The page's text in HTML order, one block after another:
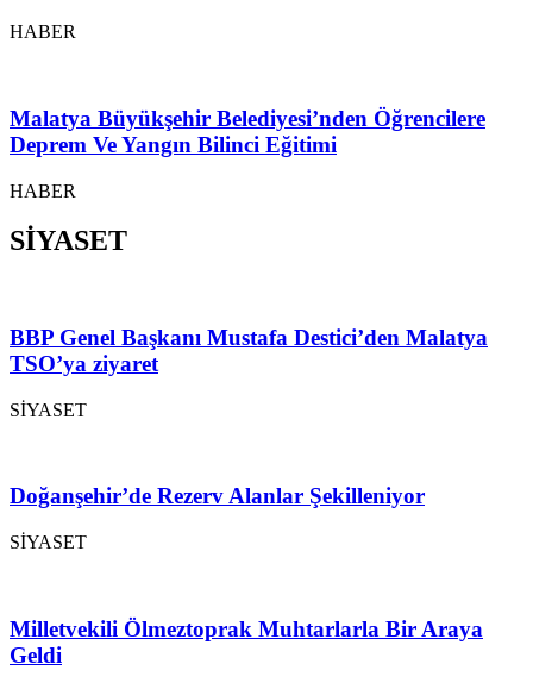
HABER
Malatya Büyükşehir Belediyesi’nden Öğrencilere
Deprem Ve Yangın Bilinci Eğitimi
HABER
SİYASET
BBP Genel Başkanı Mustafa Destici’den Malatya
TSO’ya ziyaret
SİYASET
Doğanşehir’de Rezerv Alanlar Şekilleniyor
SİYASET
Milletvekili Ölmeztoprak Muhtarlarla Bir Araya
Geldi